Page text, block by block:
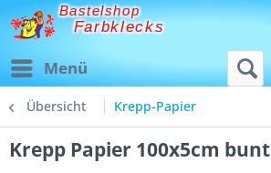
Bastelshop
Farbklecks
Menü
Übersicht Krepp-Papier
Krepp Papier 100x5cm bunt